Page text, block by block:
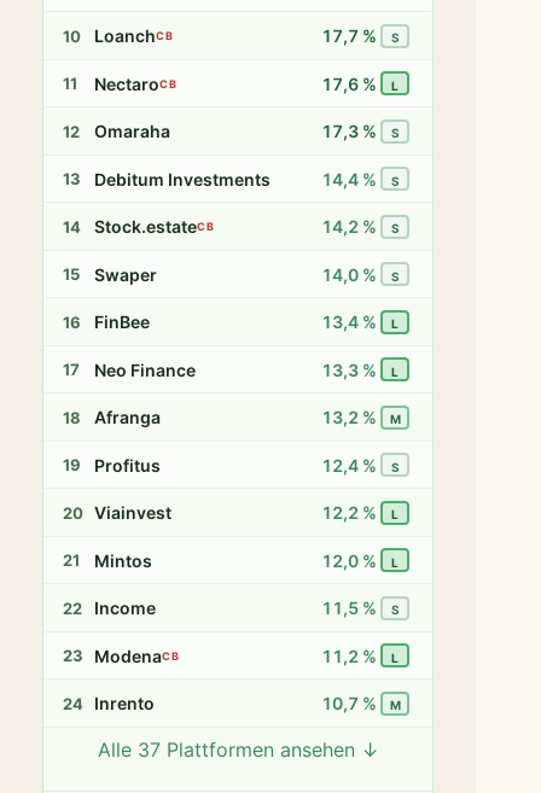
10 LoanchCB 17,7 % S
11 NectaroCB 17,6 % L
12 Omaraha 17,3 % S
13 Debitum Investments 14,4 % S
14 Stock.estateCB 14,2 % S
15 Swaper 14,0 % S
16 FinBee 13,4 % L
17 Neo Finance 13,3 % L
18 Afranga 13,2 % M
19 Profitus 12,4 % S
20 Viainvest 12,2 % L
21 Mintos 12,0 % L
22 Income 11,5 % S
23 ModenaCB 11,2 % L
24 Inrento 10,7 % M
Twino 9,8 %
Alle 37 Plattformen ansehen ↓